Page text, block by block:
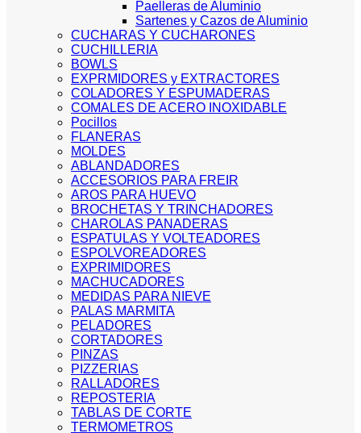
Paelleras de Aluminio
Sartenes y Cazos de Aluminio
CUCHARAS Y CUCHARONES
CUCHILLERIA
BOWLS
EXPRMIDORES y EXTRACTORES
COLADORES Y ESPUMADERAS
COMALES DE ACERO INOXIDABLE
Pocillos
FLANERAS
MOLDES
ABLANDADORES
ACCESORIOS PARA FREIR
AROS PARA HUEVO
BROCHETAS Y TRINCHADORES
CHAROLAS PANADERAS
ESPATULAS Y VOLTEADORES
ESPOLVOREADORES
EXPRIMIDORES
MACHUCADORES
MEDIDAS PARA NIEVE
PALAS MARMITA
PELADORES
CORTADORES
PINZAS
PIZZERIAS
RALLADORES
REPOSTERIA
TABLAS DE CORTE
TERMOMETROS